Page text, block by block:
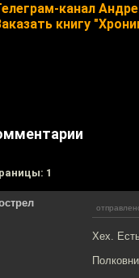
канал
книгу
1
Хех.